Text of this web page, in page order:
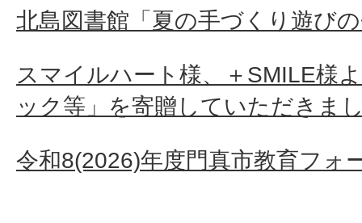
北島図書館「夏の手づくり遊び
スマイルハート様、＋SMILE様
ック等」を寄贈していただきま
令和8(2026)年度門真市教育フォ